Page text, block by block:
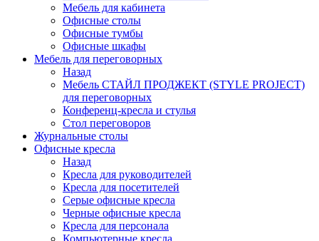
Мебель для кабинета
Офисные столы
Офисные тумбы
Офисные шкафы
Мебель для переговорных
Назад
Мебель СТАЙЛ ПРОДЖЕКТ (STYLE PROJECT)
для переговорных
Конференц-кресла и стулья
Стол переговоров
Журнальные столы
Офисные кресла
Назад
Кресла для руководителей
Кресла для посетителей
Серые офисные кресла
Черные офисные кресла
Кресла для персонала
Компьютерные кресла